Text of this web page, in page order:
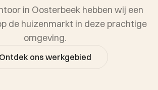
in Oosterbeek hebben wij een
de huizenmarkt in deze prachtige
omgeving.
Ontdek ons werkgebied